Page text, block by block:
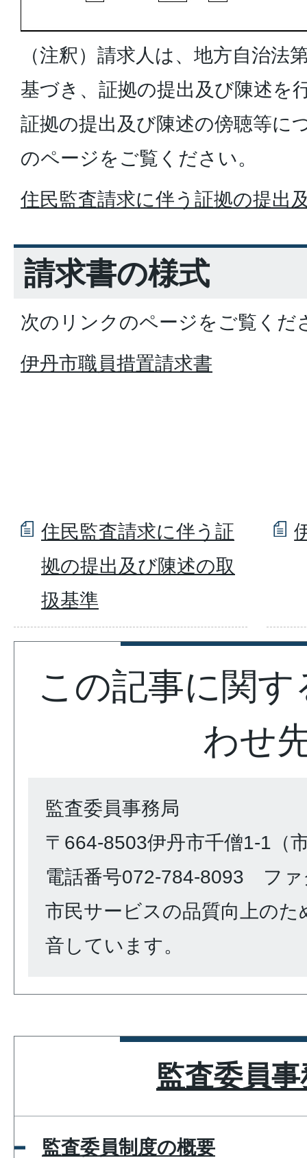
（注釈）請求人は、地方自治法
基づき、証拠の提出及び陳述を
証拠の提出及び陳述の傍聴等に
のページをご覧ください。
住民監査請求に伴う証拠の提出
請求書の様式
次のリンクのページをご覧くだ
伊丹市職員措置請求書
住民監査請求に伴う証
拠の提出及び陳述の取
扱基準
この記事に関
わせ
監査委員事務局
〒664-8503伊丹市千僧1-1（
電話番号072-784-8093 ファ
市民サービスの品質向上のた
音しています。
監査委員
監査委員制度の概要